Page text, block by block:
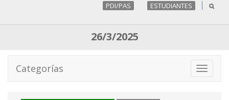
PDI/PAS ESTUDIANTES
26/3/2025
Toggle
Categorías